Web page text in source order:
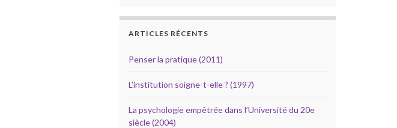
ARTICLES RÉCENTS
Penser la pratique (2011)
L’institution soigne-t-elle ? (1997)
La psychologie empêtrée dans l’Université du 20e
siècle (2004)